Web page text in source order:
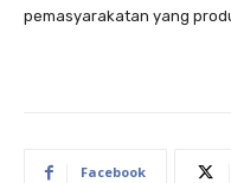
pemasyarakatan yang
Facebook